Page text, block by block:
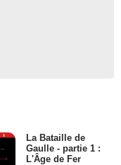
La Bataille de
Gaulle - partie 1 :
L'Âge de Fer